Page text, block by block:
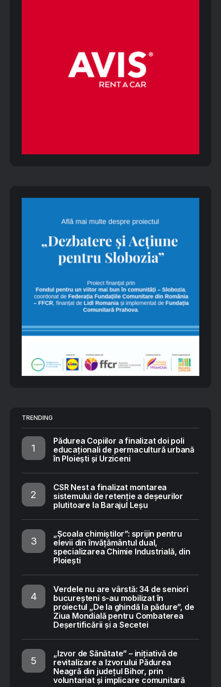
TRENDING
Pădurea Copiilor a finalizat doi poli
educaționali de permacultură urbană
în Ploiești și Urziceni
CSR Nest a finalizat montarea
sistemului de retenție a deșeurilor
plutitoare la Barajul Leșu
„Școala chimiștilor”: sprijin pentru
elevii din învățământul dual,
specializarea Chimie Industrială, din
Ploiești
Verdele nu are vârstă: 34 de seniori
bucureșteni s-au mobilizat în
proiectul „De la ghindă la pădure”, de
Ziua Mondială pentru Combaterea
Deșertificării și a Secetei
„Izvor de Sănătate” – inițiativă de
revitalizare a Izvorului Pădurea
Neagră din județul Bihor, prin
voluntariat și implicare comunitară